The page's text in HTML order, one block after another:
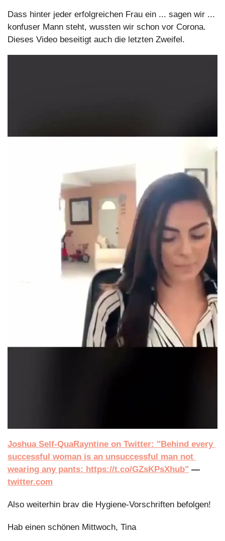
Dass hinter jeder erfolgreichen Frau ein ... sagen wir ...
konfuser Mann steht, wussten wir schon vor Corona.
Dieses Video beseitigt auch die letzten Zweifel.
Joshua Self-QuaRayntine on Twitter: "Behind every
successful woman is an unsuccessful man not
wearing any pants: https://t.co/GZsKPsXhub"
twitter.com
Also weiterhin brav die Hygiene-Vorschriften befolgen!
Hab einen schönen Mittwoch, Tina